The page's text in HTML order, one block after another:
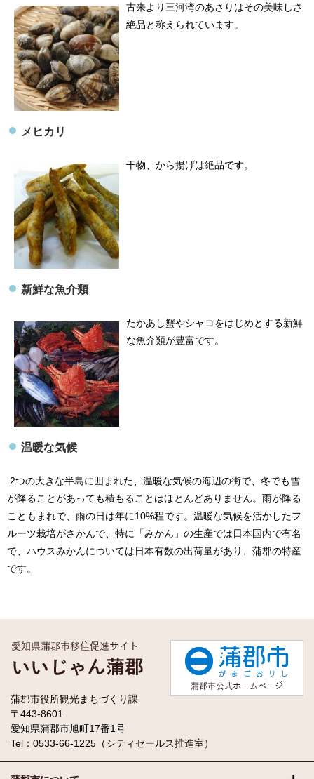
​古来より三河湾のあさりはその美味しさ
絶品と称えられています。
メヒカリ
​干物、から揚げは絶品です。
新鮮な魚介類
​たかあし蟹やシャコをはじめとする新鮮
な魚介類が豊富です。
温暖な気候
2つの大きな半島に囲まれた、温暖な気候の海辺の街で、冬でも雪
が降ることがあっても積もることはほとんどありません。雨が降る
こともまれで、雨の日は年に10%程です。温暖な気候を活かしたフ
ルーツ栽培がさかんで、特に「みかん」の生産では日本国内で有名
で、ハウスみかんについては日本有数の出荷量があり、蒲郡の特産
です。
蒲郡市役所観光まちづくり課
〒443-8601
愛知県蒲郡市旭町17番1号
Tel：0533-66-1225（シティセールス推進室）